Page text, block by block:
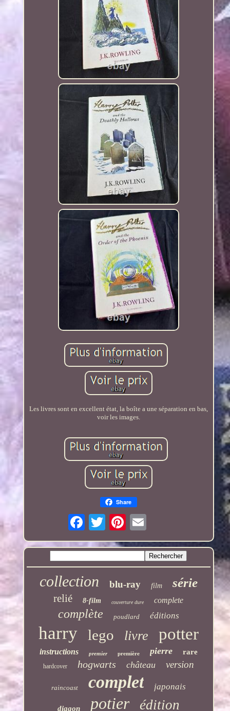
Les livres sont en excellent état, la boîte a une séparation en bas,
voir les images.
Share
collection blu-ray film série
relié 8-film couverture dure complete
complète poudlard éditions
harry lego livre potter
instructions premier première pierre rare
hardcover hogwarts château version
raincoast complet japonais
diagon potier édition